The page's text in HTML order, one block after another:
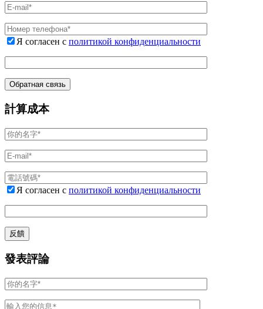
Я согласен с политикой конфиденциальности
計算成本
Я согласен с политикой конфиденциальности
發表評論